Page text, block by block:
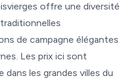
offre une diversité
de campagne élégantes
Les prix ici sont
les grandes villes du